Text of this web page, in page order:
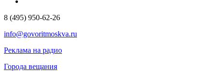
8 (495) 950-62-26
info@govoritmoskva.ru
Реклама на радио
Города вещания